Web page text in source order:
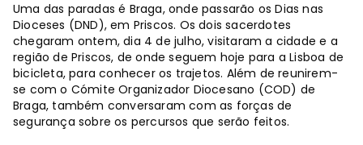
Uma das paradas é Braga, onde passarão os Dias nas
Dioceses (DND), em Priscos. Os dois sacerdotes
chegaram ontem, dia 4 de julho, visitaram a cidade e a
região de Priscos, de onde seguem hoje para a Lisboa de
bicicleta, para conhecer os trajetos. Além de reunirem-
se com o Cómite Organizador Diocesano (COD) de
Braga, também conversaram com as forças de
segurança sobre os percursos que serão feitos.